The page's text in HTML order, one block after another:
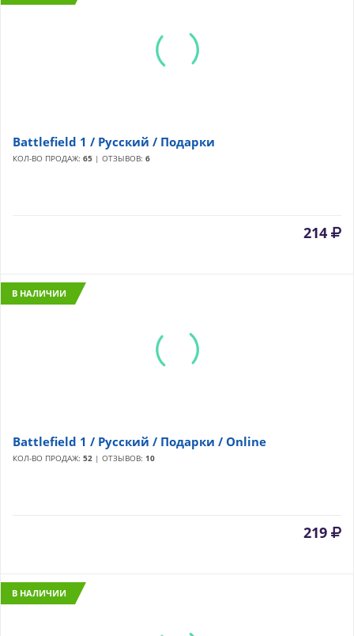
Battlefield 1 / Русский / Подарки
КОЛ-ВО ПРОДАЖ: 65 | ОТЗЫВОВ: 6
214
В НАЛИЧИИ
Battlefield 1 / Русский / Подарки / Online
КОЛ-ВО ПРОДАЖ: 52 | ОТЗЫВОВ: 10
219
В НАЛИЧИИ